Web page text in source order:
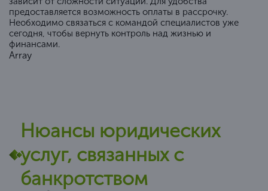
предоставляется возможность оплаты в рассрочку.
Необходимо связаться с командой специалистов уже
сегодня, чтобы вернуть контроль над жизнью и
финансами.
Array
Нюансы юридических
услуг, связанных с
банкротством